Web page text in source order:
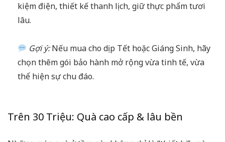
kiệm điện, thiết kế thanh lịch, giữ thực phẩm tươi
lâu.
Gợi ý:Nếu mua cho dịp Tết hoặc Giáng Sinh, hãy
chọn thêm gói bảo hành mở rộng vừa tinh tế, vừa
thể hiện sự chu đáo.
Trên 30 Triệu: Quà cao cấp & lâu bền